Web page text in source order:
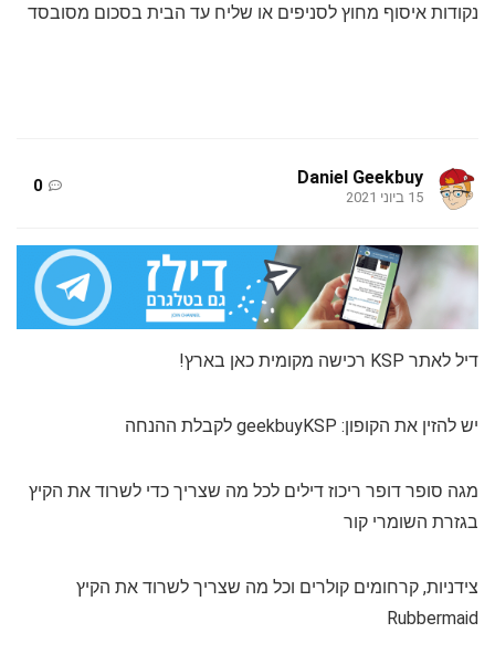
נקודות איסוף מחוץ לסניפים או שליח עד הבית בסכום מסובסד
Daniel Geekbuy
15 ביוני 2021
0
דיל לאתר KSP רכישה מקומית כאן בארץ!
יש להזין את הקופון: geekbuyKSP לקבלת ההנחה
מגה סופר דופר ריכוז דילים לכל מה שצריך כדי לשרוד את הקיץ
בגזרת השומרי קור
צידניות, קרחומים קולרים וכל מה שצריך לשרוד את הקיץ
Rubbermaid